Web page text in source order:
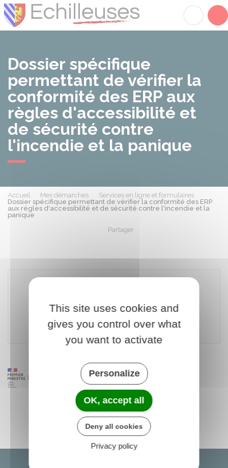
Dossier spécifique
permettant de vérifier la
conformité des ERP aux
règles d'accessibilité et
de sécurité contre
l'incendie et la panique
Accueil Mes démarches
Services en ligne et formulaires
Dossier spécifique permettant de vérifier la conformité des ERP
aux règles d'accessibilité et de sécurité contre l'incendie et la
panique
Partager
Ministère chargé de l'environnement
This site uses cookies and
gives you control over what
you want to activate
Personalize
OK, accept all
Deny all cookies
Privacy policy